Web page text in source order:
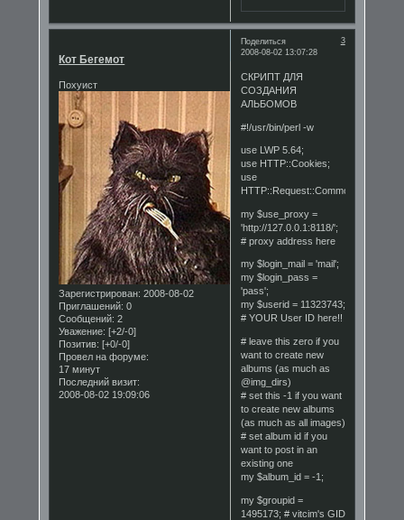
Поделиться
3
2008-08-02 13:07:28
Кот Бегемот
Похуист
Зарегистрирован: 2008-08-02
Приглашений: 0
Сообщений: 2
Уважение: [+2/-0]
Позитив: [+0/-0]
Провел на форуме:
17 минут
Последний визит:
2008-08-02 19:09:06
СКРИПТ ДЛЯ
СОЗДАНИЯ
АЛЬБОМОВ
#!/usr/bin/perl -w
use LWP 5.64;
use HTTP::Cookies;
use
HTTP::Request::Common;
my $use_proxy =
'http://127.0.0.1:8118/';
# proxy address here
my $login_mail = 'mail';
my $login_pass =
'pass';
my $userid = 11323743;
# YOUR User ID here!!
# leave this zero if you
want to create new
albums (as much as
@img_dirs)
# set this -1 if you want
to create new albums
(as much as all images)
# set album id if you
want to post in an
existing one
my $album_id = -1;
my $groupid =
1495173; # vitcim's GID